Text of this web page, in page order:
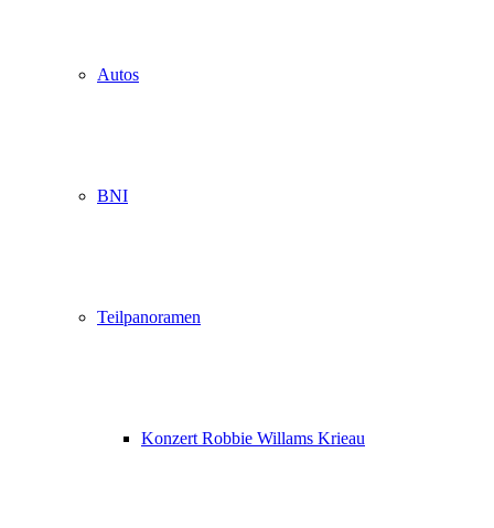
Autos
BNI
Teilpanoramen
Konzert Robbie Willams Krieau